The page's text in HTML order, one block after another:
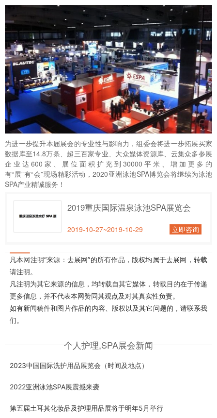
为进一步提升本届展会的专业性与影响力，组委会将进一步拓展买家
数据库至14.8万条、超三百家专业、大众媒体资源库、云集众多参展
企业达600家、展位面积扩充到30000平米、增加更多的
有“展”有“会”现场精彩活动，2020亚洲泳池SPA博览会将继续为泳池
SPA产业精诚服务！
2019重庆国际温泉泳池SPA展览会
2019-10-27~2019-10-29 立即咨询
凡本网注明“来源：去展网”的所有作品，版权均属于去展网，转载
请注明。
凡注明为其它来源的信息，均转载自其它媒体，转载目的在于传递
更多信息，并不代表本网赞同其观点及对其真实性负责。
如有新闻稿件和图片作品的内容、版权以及其它问题的，请联系我
们。
个人护理,SPA展会新闻
2023中国国际洗护用品展览会（时间及地点）
2022亚洲泳池SPA展震撼来袭
第五届土耳其化妆品及护理用品展将于明年5月举行